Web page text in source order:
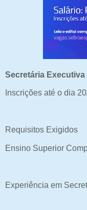
Secretária Executiva
Inscrições até o dia
Requisitos Exigidos
Ensino Superior
Experiência em